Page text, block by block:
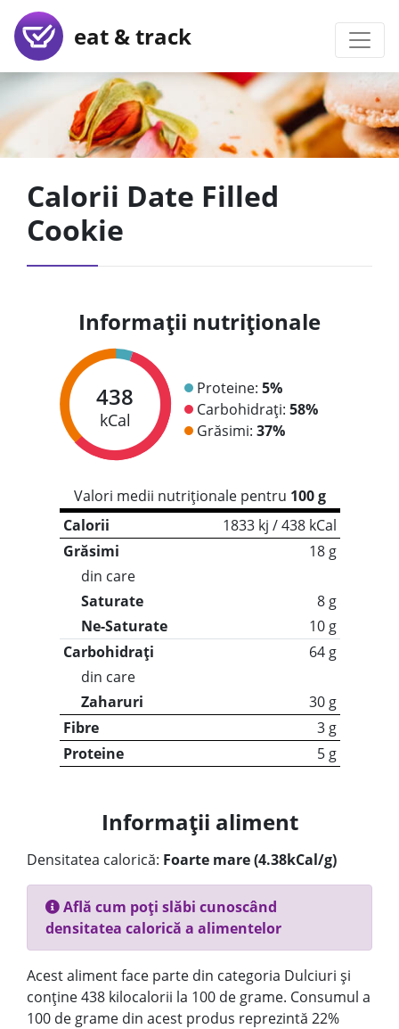
eat & track
Calorii Date Filled
Cookie
Informații nutriționale
438
kCal
Proteine: 5%
Carbohidrați: 58%
Grăsimi: 37%
Valori medii nutriționale pentru 100 g
Calorii
1833 kj / 438 kCal
Grăsimi
18 g
din care
Saturate
8 g
Ne-Saturate
10 g
Carbohidrați
64 g
din care
Zaharuri
30 g
Fibre
3 g
Proteine
5 g
Informații aliment
Densitatea calorică: Foarte mare (4.38kCal/g)
Află cum poți slăbi cunoscând
densitatea calorică a alimentelor
Acest aliment face parte din categoria Dulciuri și
conține 438 kilocalorii la 100 de grame. Consumul a
100 de grame din acest produs reprezintă 22%